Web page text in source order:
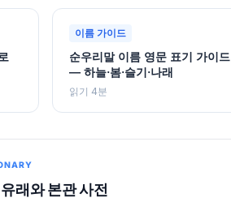
이름 가이드
순우리말 이름 영문 표기 가이드
— 하늘·봄·슬기·나래
읽기 4분
래와 본관 사전